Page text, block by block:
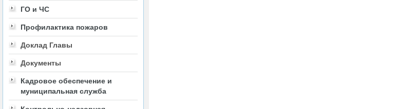
ГО и ЧС
Профилактика пожаров
Доклад Главы
Документы
Кадровое обеспечение и
муниципальная служба